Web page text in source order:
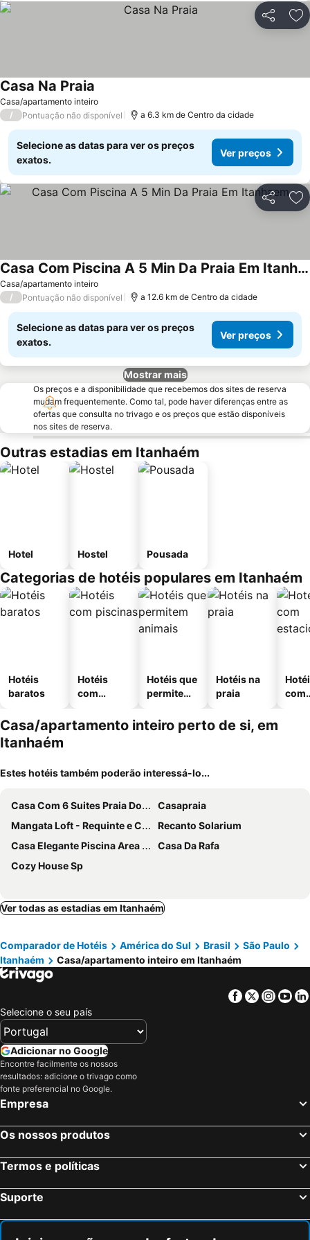
Partilhar
Casa/apartamento inteiro
Casa Na Praia
/ Pontuação não disponível a 6.3 km de Centro da cidade
Selecione as datas para ver os preços
exatos.
Ver preços
Partilhar
Casa/apartamento inteiro
Casa Com Piscina A 5 Min Da Praia Em Itanhaem
Ver preços
/ Pontuação não disponível a 12.6 km de Centro da cidade
Selecione as datas para ver os preços
exatos.
Ver preços
Mostrar mais
Os preços e a disponibilidade que recebemos dos sites de reserva
mudam frequentemente. Como tal, pode haver diferenças entre as
ofertas que consulta no trivago e os preços que estão disponíveis
nos sites de reserva.
Outras estadias em Itanhaém
Hotel Hostel Pousada
Categorias de hotéis populares em Itanhaém
Hotéis
baratos
Hotéis
com
Hotéis que
permitem
Hotéis na
praia
com
Casa/apartamento inteiro perto de si, em
Itanhaém
Estes hotéis também poderão interessá-lo...
Casa Com 6 Suites Praia Dos Sonhos
Casapraia
Mangata Loft - Requinte e Conforto para Lazer ou Trabalho
Recanto Solarium
Casa Elegante Piscina Area Gourmet
Casa Da Rafa
Cozy House Sp
Ver todas as estadias em Itanhaém
Comparador de Hotéis América do Sul Brasil
São Paulo
Itanhaém
Casa/apartamento inteiro em Itanhaém
Facebook
Twitter
Selecione o seu país
Adicionar no Google
Encontre facilmente os nossos
resultados: adicione o trivago como
fonte preferencial no Google.
Empresa
Os nossos produtos
Termos e políticas
Suporte